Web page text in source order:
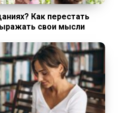
Как перестать
свои мысли